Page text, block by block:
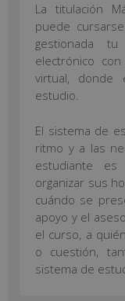
La titulación
puede
gestionada
electrónico
virtual, donde
estudio.
El sistema de
ritmo y a las
estudiante
organizar sus
cuándo se
apoyo y el
el curso, a
o cuestión,
sistema de